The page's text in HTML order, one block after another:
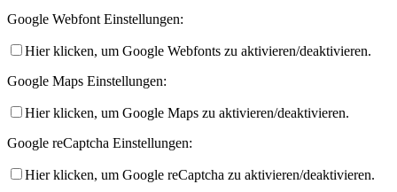
Google Webfont Einstellungen:
Hier klicken, um Google Webfonts zu aktivieren/deaktivieren.
Google Maps Einstellungen:
Hier klicken, um Google Maps zu aktivieren/deaktivieren.
Google reCaptcha Einstellungen:
Hier klicken, um Google reCaptcha zu aktivieren/deaktivieren.